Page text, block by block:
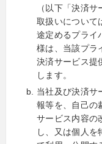
（以下「決済
取扱いについて
途定めるプライ
様は、当該プラ
決済サービス提
します。
当社及び決済サ
報等を、自己の
サービス内容の
し、又は個人を